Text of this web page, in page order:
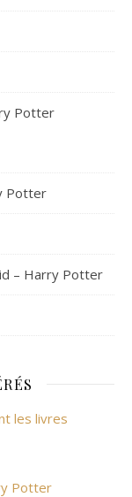
Potter
Potter
– Harry Potter
les livres
Potter